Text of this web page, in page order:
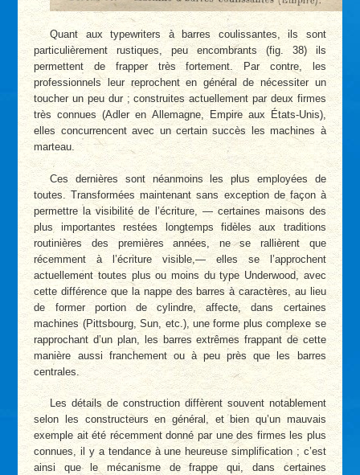
Quant aux typewriters à barres coulissantes, ils sont
particulièrement rustiques, peu encombrants (fig. 38) ils
permettent de frapper très fortement. Par contre, les
professionnels leur reprochent en général de nécessiter un
toucher un peu dur ; construites actuellement par deux firmes
très connues (Adler en Allemagne, Empire aux États-Unis),
elles concurrencent avec un certain succès les machines à
marteau.
Ces dernières sont néanmoins les plus employées de
toutes. Transformées maintenant sans exception de façon à
permettre la visibilité de l’écriture, — certaines maisons des
plus importantes restées longtemps fidèles aux traditions
routinières des premières années, ne se rallièrent que
récemment à l’écriture visible,— elles se l’approchent
actuellement toutes plus ou moins du type Underwood, avec
cette différence que la nappe des barres à caractères, au lieu
de former portion de cylindre, affecte, dans certaines
machines (Pittsbourg, Sun, etc.), une forme plus complexe se
rapprochant d’un plan, les barres extrêmes frappant de cette
manière aussi franchement ou à peu près que les barres
centrales.
Les détails de construction diffèrent souvent notablement
selon les constructeurs en général, et bien qu’un mauvais
exemple ait été récemment donné par une des firmes les plus
connues, il y a tendance à une heureuse simplification ; c’est
ainsi que le mécanisme de frappe qui, dans certaines